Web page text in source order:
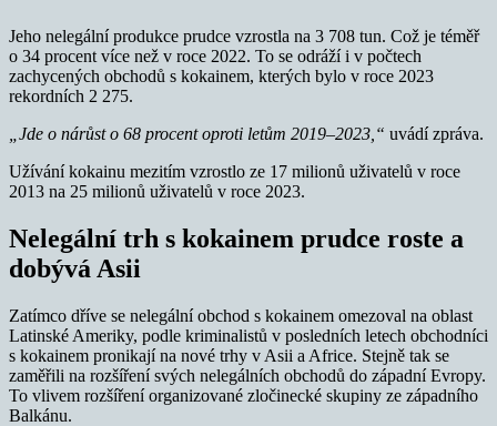
Jeho nelegální produkce prudce vzrostla na 3 708 tun. Což je téměř
o 34 procent více než v roce 2022. To se odráží i v počtech
zachycených obchodů s kokainem, kterých bylo v roce 2023
rekordních 2 275.
„Jde o nárůst o 68 procent oproti letům 2019–2023,“ uvádí zpráva.
Užívání kokainu mezitím vzrostlo ze 17 milionů uživatelů v roce
2013 na 25 milionů uživatelů v roce 2023.
Nelegální trh s kokainem prudce roste a
dobývá Asii
Zatímco dříve se nelegální obchod s kokainem omezoval na oblast
Latinské Ameriky, podle kriminalistů v posledních letech obchodníci
s kokainem pronikají na nové trhy v Asii a Africe. Stejně tak se
zaměřili na rozšíření svých nelegálních obchodů do západní Evropy.
To vlivem rozšíření organizované zločinecké skupiny ze západního
Balkánu.